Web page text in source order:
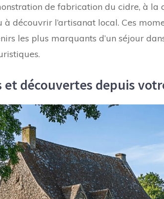
de fabrication du cidre, à la
découvrir l’artisanat local. Ces
les plus marquants d’un séjour
et découvertes depuis